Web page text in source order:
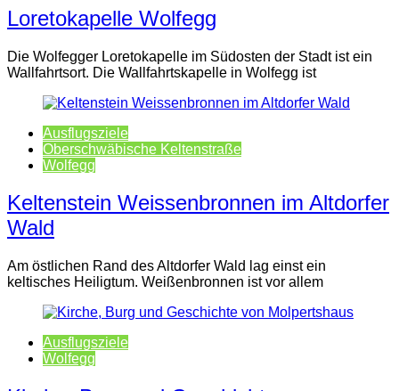
Loretokapelle Wolfegg
Die Wolfegger Loretokapelle im Südosten der Stadt ist ein
Wallfahrtsort. Die Wallfahrtskapelle in Wolfegg ist
Ausflugsziele
Oberschwäbische Keltenstraße
Wolfegg
Keltenstein Weissenbronnen im Altdorfer
Wald
Am östlichen Rand des Altdorfer Wald lag einst ein
keltisches Heiligtum. Weißenbronnen ist vor allem
Ausflugsziele
Wolfegg